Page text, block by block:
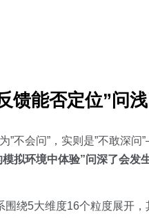
馈能否定位”问
”不会问”，实则是”不敢深
拟环境中体验”问深了会发
绕5大维度16个粒度展开